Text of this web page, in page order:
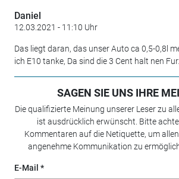
Daniel
12.03.2021 - 11:10 Uhr
Das liegt daran, das unser Auto ca 0,5-0,8l
ich E10 tanke, Da sind die 3 Cent halt nen
SAGEN SIE UNS IHRE
Die qualifizierte Meinung unserer Leser zu
ist ausdrücklich erwünscht. Bitte
Kommentaren auf die Netiquette, um
angenehme Kommunikation zu
E-Mail